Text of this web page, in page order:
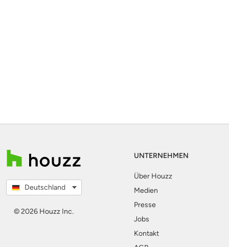
Deutschland
© 2026 Houzz Inc.
UNTERNEHMEN
Über Houzz
Medien
Presse
Jobs
Kontakt